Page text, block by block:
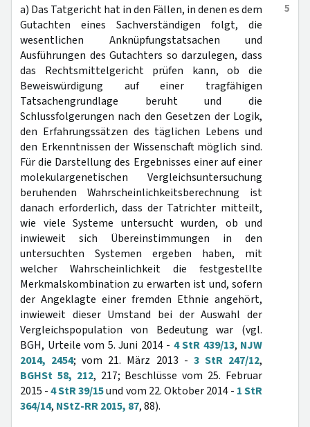
5
a) Das Tatgericht hat in den Fällen, in denen es dem
Gutachten eines Sachverständigen folgt, die
wesentlichen Anknüpfungstatsachen und
Ausführungen des Gutachters so darzulegen, dass
das Rechtsmittelgericht prüfen kann, ob die
Beweiswürdigung auf einer tragfähigen
Tatsachengrundlage beruht und die
Schlussfolgerungen nach den Gesetzen der Logik,
den Erfahrungssätzen des täglichen Lebens und
den Erkenntnissen der Wissenschaft möglich sind.
Für die Darstellung des Ergebnisses einer auf einer
molekulargenetischen Vergleichsuntersuchung
beruhenden Wahrscheinlichkeitsberechnung ist
danach erforderlich, dass der Tatrichter mitteilt,
wie viele Systeme untersucht wurden, ob und
inwieweit sich Übereinstimmungen in den
untersuchten Systemen ergeben haben, mit
welcher Wahrscheinlichkeit die festgestellte
Merkmalskombination zu erwarten ist und, sofern
der Angeklagte einer fremden Ethnie angehört,
inwieweit dieser Umstand bei der Auswahl der
Vergleichspopulation von Bedeutung war (vgl.
BGH, Urteile vom 5. Juni 2014 - 4 StR 439/13, NJW
2014, 2454; vom 21. März 2013 - 3 StR 247/12,
BGHSt 58, 212, 217; Beschlüsse vom 25. Februar
2015 -4 StR 39/15und vom 22. Oktober 2014 - 1 StR
364/14, NStZ-RR 2015, 87, 88).